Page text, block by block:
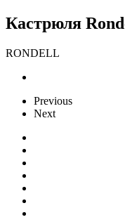
Кастрюля
RONDELL
Previous
Next